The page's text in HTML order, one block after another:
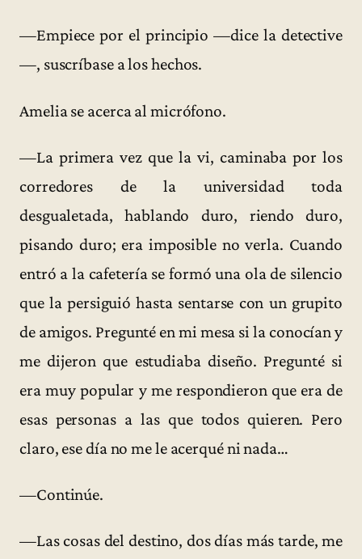
—Empiece por el principio —dice la detective
—, suscríbase a los hechos.
Amelia se acerca al micrófono.
—La primera vez que la vi, caminaba por los
corredores de la universidad toda
desgualetada, hablando duro, riendo duro,
pisando duro; era imposible no verla. Cuando
entró a la cafetería se formó una ola de silencio
que la persiguió hasta sentarse con un grupito
de amigos. Pregunté en mi mesa si la conocían y
me dijeron que estudiaba diseño. Pregunté si
era muy popular y me respondieron que era de
esas personas a las que todos quieren. Pero
claro, ese día no me le acerqué ni nada…
—Continúe.
—Las cosas del destino, dos días más tarde, me